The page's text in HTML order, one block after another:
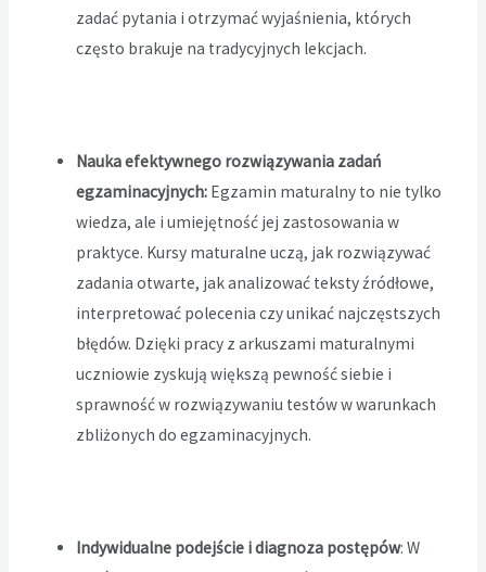
zadać pytania i otrzymać wyjaśnienia, których
często brakuje na tradycyjnych lekcjach.
Nauka efektywnego rozwiązywania zadań
egzaminacyjnych: Egzamin maturalny to nie tylko
wiedza, ale i umiejętność jej zastosowania w
praktyce. Kursy maturalne uczą, jak rozwiązywać
zadania otwarte, jak analizować teksty źródłowe,
interpretować polecenia czy unikać najczęstszych
błędów. Dzięki pracy z arkuszami maturalnymi
uczniowie zyskują większą pewność siebie i
sprawność w rozwiązywaniu testów w warunkach
zbliżonych do egzaminacyjnych.
Indywidualne podejście i diagnoza postępów: W